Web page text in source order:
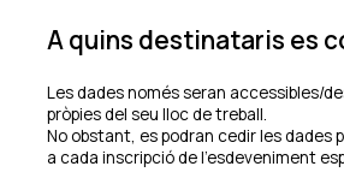
A quins destinataris es
Les dades només seran accessibles/
pròpies del seu lloc de treball.
No obstant, es podran cedir les
a cada inscripció de l’esdeveniment